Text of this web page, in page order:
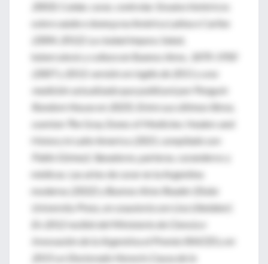
2003);
Cuidar, curar, controlar. Ensaios históricos
sobre saúde e doença na América Latina e Caribe
(2004, 2012);
La ciudad impura. Salud,
tuberculosis y cultura en Buenos Aires
(2007 y 2013; versión en inglés de 2011 y una
reedición actualizada que publicará por Penguin
Random House en 2025). Entre sus últimos libros,
cuentan T
he Gray Zones of Medicine. Healers and
History in Latin America
(2021, compilado con
Pablo Gómez); Sanadores, parteras, curanderos y
médicas. Las artes de curar en la Argentina
moderna (2022) y Buenos Aires Reader (Duke
University Press, en coautoría con Lisa Ubelaker).
En 2012 recibió del Ministerio de Ciencia e
Innovación de la Argentina el Premio RAICES y en
2015 un Doctorado Honoris Causa de la